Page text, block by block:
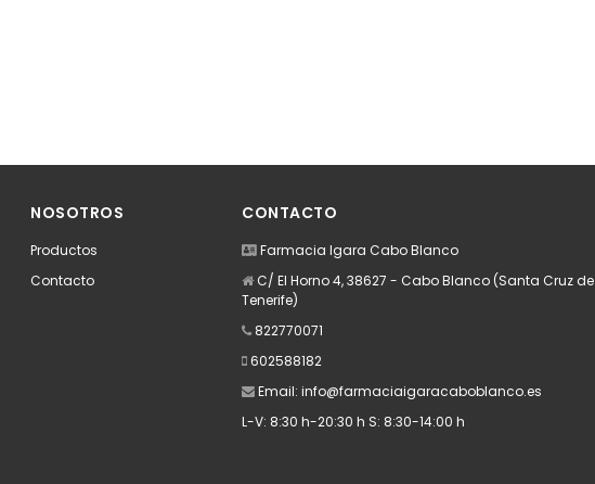
NOSOTROS
Productos
Contacto
CONTACTO
Farmacia Igara Cabo Blanco
C/ El Horno 4, 38627 - Cabo Blanco (Santa Cruz de
Tenerife)
822770071
602588182
Email: info@farmaciaigaracaboblanco.es
L-V: 8:30 h-20:30 h S: 8:30-14:00 h